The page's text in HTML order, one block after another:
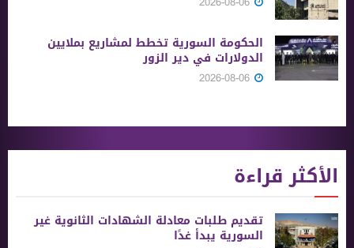
الحكومة السورية تخطط لمشاريع بملايين
الدولارات في دير الزور
الأكثر قراءة
تقديم طلبات معادلة الشهادات الثانوية ‏غير
السورية يبدأ غدًا